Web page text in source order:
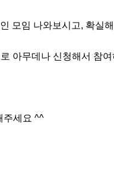
모임 나와보시고, 확실
아무데나 신청해서 참
주세요 ^^